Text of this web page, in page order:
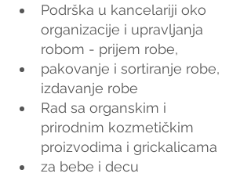
Podrška u kancelariji oko
organizacije i upravljanja
robom - prijem robe,
pakovanje i sortiranje robe,
izdavanje robe
Rad sa organskim i
prirodnim kozmetičkim
proizvodima i grickalicama
za bebe i decu